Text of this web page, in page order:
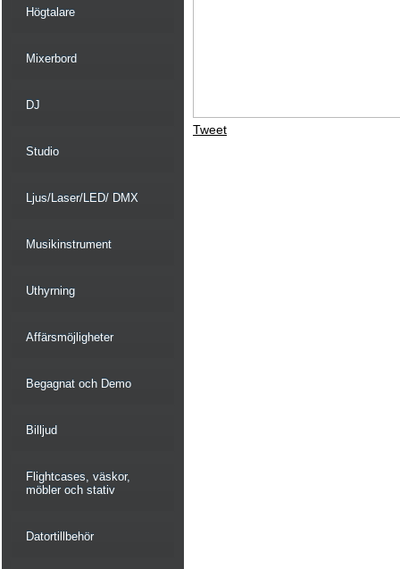
Högtalare
Mixerbord
DJ
Studio
Ljus/Laser/LED/ DMX
Musikinstrument
Uthyrning
Affärsmöjligheter
Begagnat och Demo
Billjud
Flightcases, väskor,
möbler och stativ
Datortillbehör
Tweet